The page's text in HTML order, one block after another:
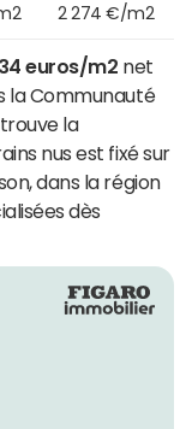
2 274 €/m2
euros/m2 net
la Communauté
la
nus est fixé sur
dans la région
dès